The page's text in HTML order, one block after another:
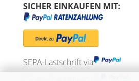
SICHER EINKAUFEN MIT:
SEPA-Lastschrift via